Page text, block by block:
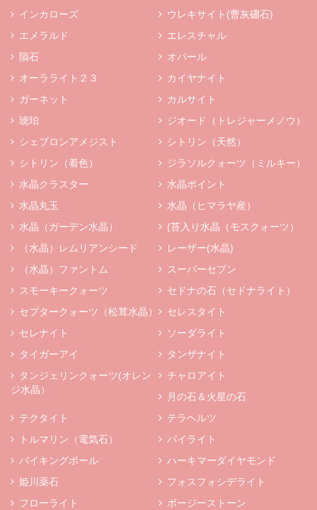
インカローズ
ウレキサイト(曹灰硼石)
エメラルド
エレスチャル
隕石
オパール
オーラライト２３
カイヤナイト
ガーネット
カルサイト
琥珀
ジオード（トレジャーメノウ）
シェブロンアメジスト
シトリン（天然）
シトリン（着色）
ジラソルクォーツ（ミルキー）
水晶クラスター
水晶ポイント
水晶丸玉
水晶（ヒマラヤ産）
水晶（ガーデン水晶）
(苔入り水晶（モスクォーツ）
（水晶）レムリアンシード
レーザー(水晶)
（水晶）ファントム
スーパーセブン
スモーキークォーツ
セドナの石（セドナライト）
セプタークォーツ（松茸水晶）
セレスタイト
セレナイト
ソーダライト
タイガーアイ
タンザナイト
タンジェリンクォーツ(オレン
ジ水晶）
チャロアイト
月の石＆火星の石
テクタイト
テラヘルツ
トルマリン（電気石）
パイライト
バイキングボール
ハーキマーダイヤモンド
姫川薬石
フォスフォシデライト
フローライト
ボージーストーン